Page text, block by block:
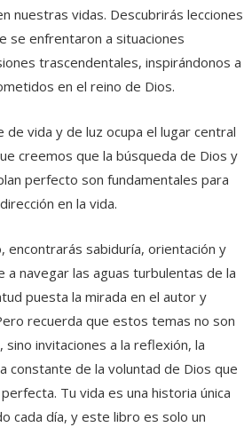
nuestras vidas. Descubrirás lecciones
se enfrentaron a situaciones
trascendentales, inspirándonos a
en el reino de Dios.
de vida y de luz ocupa el lugar central
creemos que la búsqueda de Dios y
perfecto son fundamentales para
en la vida.
encontrarás sabiduría, orientación y
a navegar las aguas turbulentas de la
puesta la mirada en el autor y
recuerda que estos temas no son
invitaciones a la reflexión, la
constante de la voluntad de Dios que
Tu vida es una historia única
cada día, y este libro es solo un